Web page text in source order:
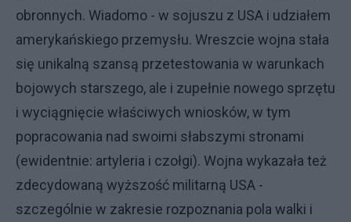
obronnych. Wiadomo - w sojuszu z USA i udziałem
amerykańskiego przemysłu. Wreszcie wojna stała
się unikalną szansą przetestowania w warunkach
bojowych starszego, ale i zupełnie nowego sprzętu
i wyciągnięcie właściwych wniosków, w tym
popracowania nad swoimi słabszymi stronami
(ewidentnie: artyleria i czołgi). Wojna wykazała też
zdecydowaną wyższość militarną USA -
szczególnie w zakresie rozpoznania pola walki i